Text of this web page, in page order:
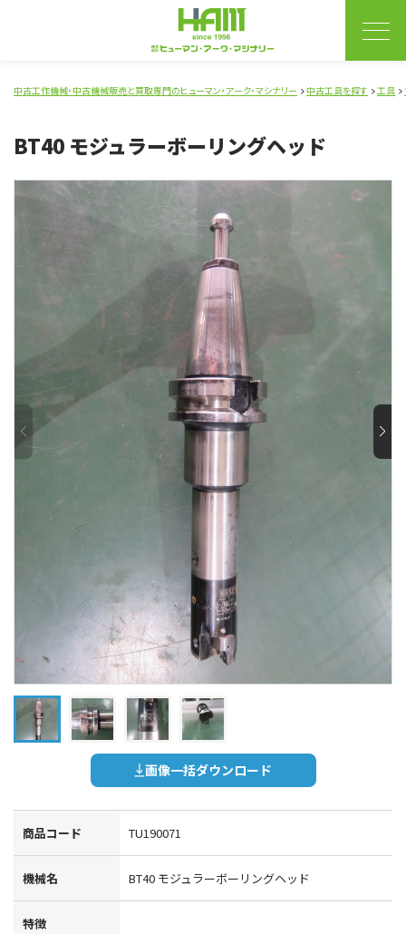
中古工作機械・中古機械販売と買取専門のヒューマン・アーク・マシナリー 中古工具を探す 工具
BT40 モジュラーボーリングヘッド
画像一括ダウンロード
商品コード TU190071
機械名 BT40 モジュラーボーリングヘッド
特徴